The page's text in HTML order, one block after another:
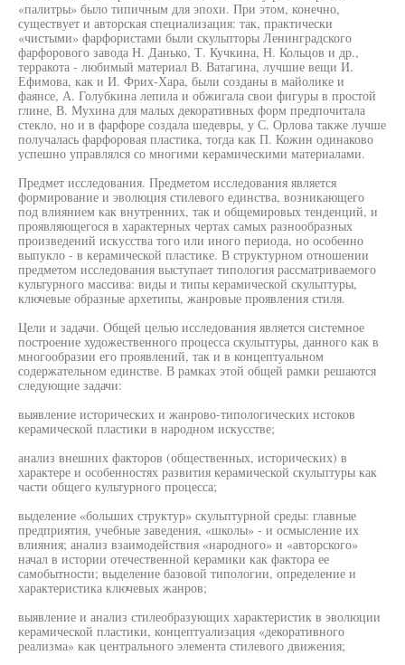
«палитры» было типичным для эпохи. При этом, конечно,
существует и авторская специализация: так, практически
«чистыми» фарфористами были скульпторы Ленинградского
фарфорового завода Н. Данько, Т. Кучкина, Н. Кольцов и др.,
терракота - любимый материал В. Ватагина, лучшие вещи И.
Ефимова, как и И. Фрих-Хара, были созданы в майолике и
фаянсе, А. Голубкина лепила и обжигала свои фигуры в простой
глине, В. Мухина для малых декоративных форм предпочитала
стекло, но и в фарфоре создала шедевры, у С. Орлова также лучше
получалась фарфоровая пластика, тогда как П. Кожин одинаково
успешно управлялся со многими керамическими материалами.
Предмет исследования. Предметом исследования является
формирование и эволюция стилевого единства, возникающего
под влиянием как внутренних, так и общемировых тенденций, и
проявляющегося в характерных чертах самых разнообразных
произведений искусства того или иного периода, но особенно
выпукло - в керамической пластике. В структурном отношении
предметом исследования выступает типология рассматриваемого
культурного массива: виды и типы керамической скульптуры,
ключевые образные архетипы, жанровые проявления стиля.
Цели и задачи. Общей целью исследования является системное
построение художественного процесса скульптуры, данного как в
многообразии его проявлений, так и в концептуальном
содержательном единстве. В рамках этой общей рамки решаются
следующие задачи:
выявление исторических и жанрово-типологических истоков
керамической пластики в народном искусстве;
анализ внешних факторов (общественных, исторических) в
характере и особенностях развития керамической скульптуры как
части общего культурного процесса;
выделение «больших структур» скульптурной среды: главные
предприятия, учебные заведения, «школы» - и осмысление их
влияния; анализ взаимодействия «народного» и «авторского»
начал в истории отечественной керамики как фактора ее
самобытности; выделение базовой типологии, определение и
характеристика ключевых жанров;
выявление и анализ стилеобразующих характеристик в эволюции
керамической пластики, концептуализация «декоративного
реализма» как центрального элемента стилевого движения;